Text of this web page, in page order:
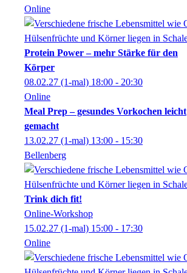
Online
Protein Power – mehr Stärke für den
Körper
08.02.27 (1-mal) 18:00 - 20:30
Online
Meal Prep – gesundes Vorkochen leicht
gemacht
13.02.27 (1-mal) 13:00 - 15:30
Bellenberg
Trink dich fit!
Online-Workshop
15.02.27 (1-mal) 15:00 - 17:30
Online